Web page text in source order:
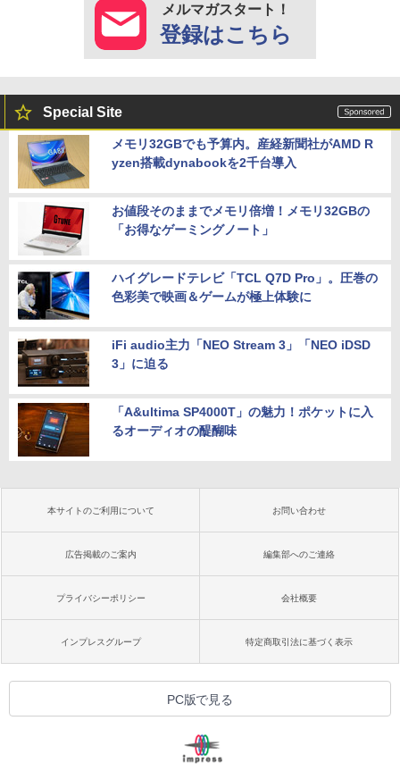
メルマガスタート！
登録はこちら
Special Site
メモリ32GBでも予算内。産経新聞社がAMD R
yzen搭載dynabookを2千台導入
お値段そのままでメモリ倍増！メモリ32GBの
「お得なゲーミングノート」
ハイグレードテレビ「TCL Q7D Pro」。圧巻の
色彩美で映画＆ゲームが極上体験に
iFi audio主力「NEO Stream 3」「NEO iDSD
3」に迫る
「A&ultima SP4000T」の魅力！ポケットに入
るオーディオの醍醐味
本サイトのご利用について お問い合わせ
広告掲載のご案内 編集部へのご連絡
プライバシーポリシー 会社概要
インプレスグループ 特定商取引法に基づく表示
PC版で見る